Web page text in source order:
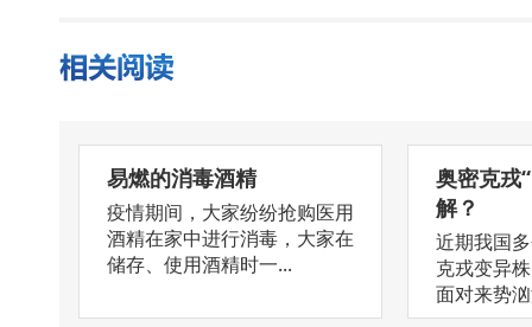
易燃的消毒酒精
疫情期间，大家纷纷抢购医用
酒精在家中进行消毒，大家在
储存、使用酒精时一...
奥密克戎
解？
近期我国
克戎变异
面对来势